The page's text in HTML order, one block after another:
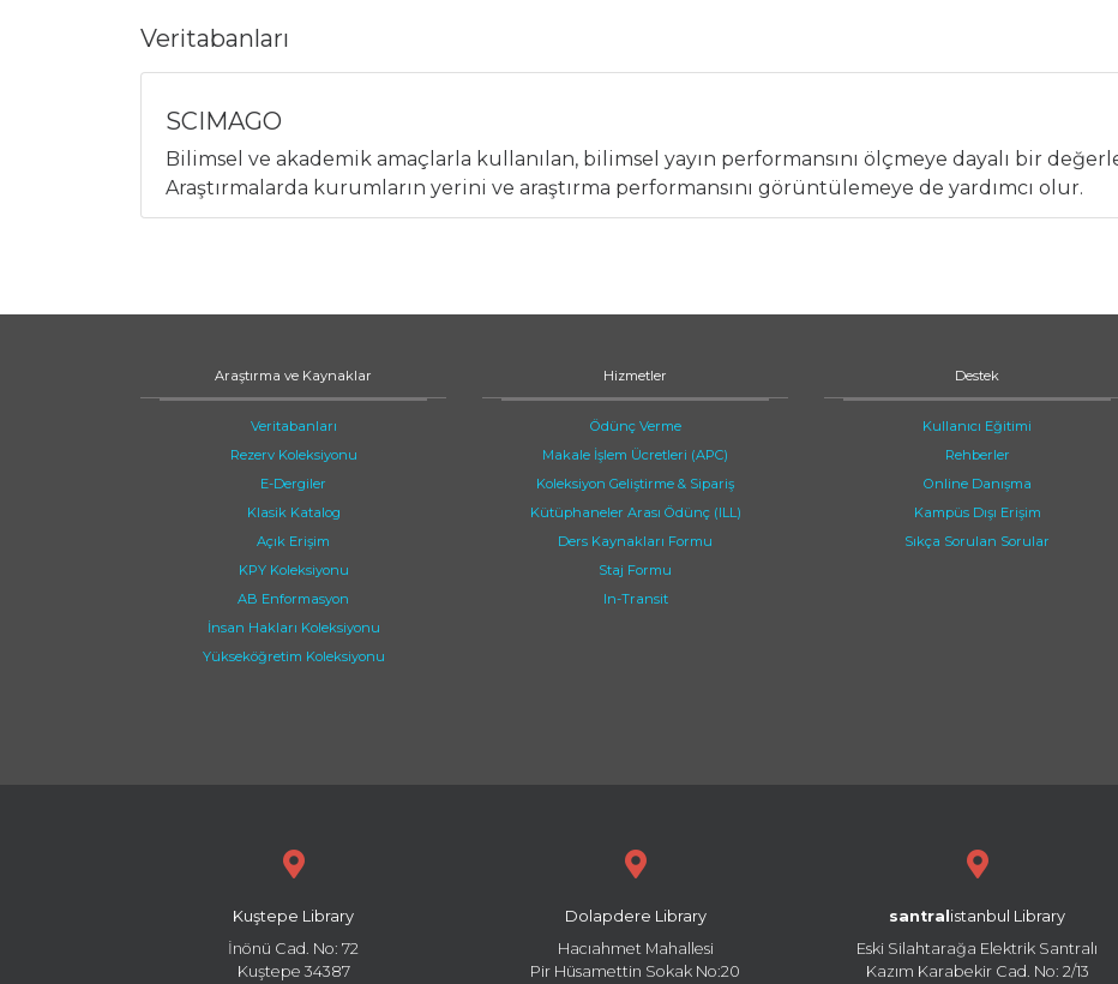
Veritabanları
SCIMAGO
Bilimsel ve akademik amaçlarla kullanılan, bilimsel yayın performansını ölçmeye dayalı bir
Araştırmalarda kurumların yerini ve araştırma performansını görüntülemeye de yardımcı olur.
Araştırma ve Kaynaklar
Veritabanları
Rezerv Koleksiyonu
E-Dergiler
Klasik Katalog
Açık Erişim
KPY Koleksiyonu
AB Enformasyon
İnsan Hakları Koleksiyonu
Yükseköğretim Koleksiyonu
Hizmetler
Ödünç Verme
Makale İşlem Ücretleri (APC)
Koleksiyon Geliştirme & Sipariş
Kütüphaneler Arası Ödünç (ILL)
Ders Kaynakları Formu
Staj Formu
In-Transit
Destek
Kullanıcı Eğitimi
Rehberler
Online Danışma
Kampüs Dışı Erişim
Sıkça Sorulan Sorular
Kuştepe Library
İnönü Cad. No: 72
Kuştepe 34387
Dolapdere Library
Hacıahmet Mahallesi
Pir Hüsamettin Sokak No:20
santral istanbul Library
Eski Silahtarağa Elektrik Santralı
Kazım Karabekir Cad. No: 2/13